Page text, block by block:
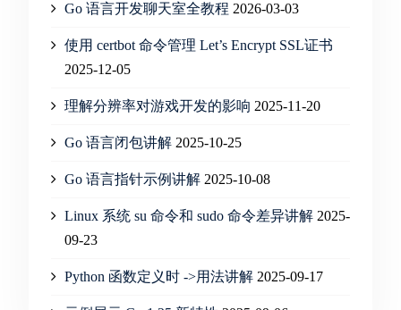
Go 语言开发聊天室全教程 2026-03-03
使用 certbot 命令管理 Let’s Encrypt SSL证书
2025-12-05
理解分辨率对游戏开发的影响 2025-11-20
Go 语言闭包讲解 2025-10-25
Go 语言指针示例讲解 2025-10-08
Linux 系统 su 命令和 sudo 命令差异讲解 2025-
09-23
Python 函数定义时 ->用法讲解 2025-09-17